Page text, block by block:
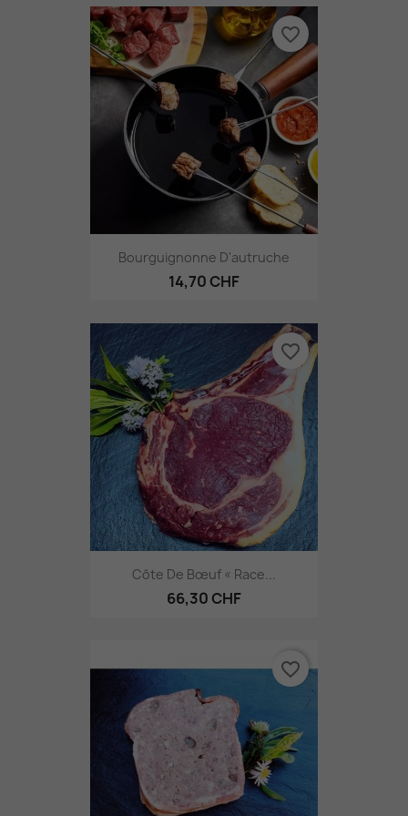
Bourguignonne D'autruche
14,70 CHF
favorite_border
Côte De Bœuf « Race...
66,30 CHF
favorite_border
favorite_border